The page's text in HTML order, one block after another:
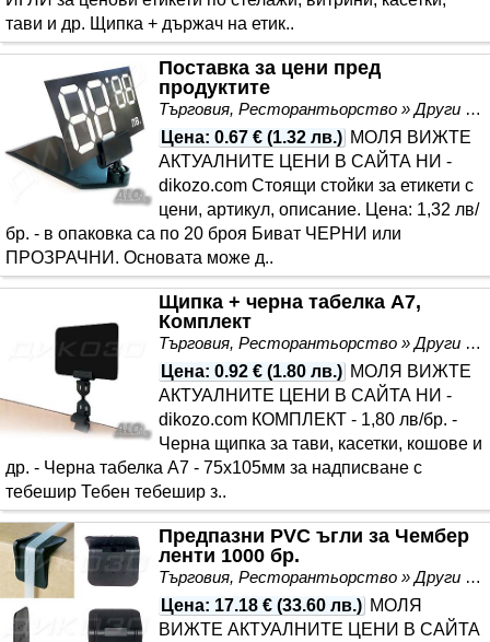
тави и др. Щипка + държач на етик..
Поставка за цени пред
продуктите
Търговия, Ресторантьорство » Други
Цена: 0.67 € (1.32 лв.) МОЛЯ ВИЖТЕ
АКТУАЛНИТЕ ЦЕНИ В САЙТА НИ -
dikozo.com Стоящи стойки за етикети с
цени, артикул, описание. Цена: 1,32 лв/
бр. - в опаковка са по 20 броя Биват ЧЕРНИ или
ПРОЗРАЧНИ. Основата може д..
Щипка + черна табелка А7,
Комплект
Търговия, Ресторантьорство » Други
Цена: 0.92 € (1.80 лв.) МОЛЯ ВИЖТЕ
АКТУАЛНИТЕ ЦЕНИ В САЙТА НИ -
dikozo.com КОМПЛЕКТ - 1,80 лв/бр. -
Черна щипка за тави, касетки, кошове и
др. - Черна табелка A7 - 75х105мм за надписване с
тебешир Тебен тебешир з..
Предпазни PVC ъгли за Чембер
ленти 1000 бр.
Търговия, Ресторантьорство » Други
Цена: 17.18 € (33.60 лв.) МОЛЯ
ВИЖТЕ АКТУАЛНИТЕ ЦЕНИ В САЙТА